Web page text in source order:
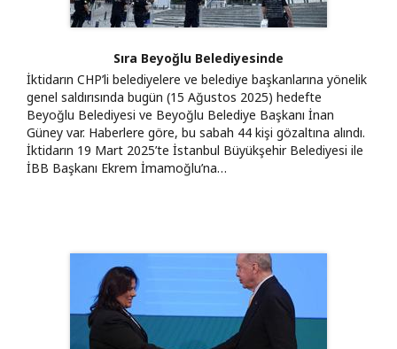
Sıra Beyoğlu Belediyesinde
İktidarın CHP’li belediyelere ve belediye başkanlarına yönelik
genel saldırısında bugün (15 Ağustos 2025) hedefte
Beyoğlu Belediyesi ve Beyoğlu Belediye Başkanı İnan
Güney var. Haberlere göre, bu sabah 44 kişi gözaltına alındı.
İktidarın 19 Mart 2025’te İstanbul Büyükşehir Belediyesi ile
İBB Başkanı Ekrem İmamoğlu’na…